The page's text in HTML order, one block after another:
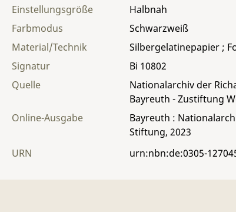
Material/Technik Silbergelatinepapier ;
Einstellungsgröße
Halbnah
Farbmodus
Schwarzweiß
Signatur
Bi 10802
Quelle
Nationalarchiv der
Bayreuth - Zustiftung
Online-Ausgabe
Bayreuth :
Stiftung, 2023
URN
urn:nbn:de:0305-